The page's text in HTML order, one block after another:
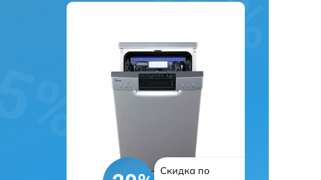
Скидка по